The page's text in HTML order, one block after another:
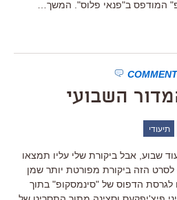
המודפס ב"פנאי פלוס". המשך…
השבועי
תיעודי
שבוע, אבל ביקורת שלי עליו תמצאו
לסרט הזה ביקורת מפורטת יותר שמן
הדפוס של "סינמסקופ" בתוך